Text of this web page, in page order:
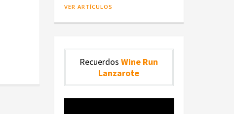
VER ARTÍCULOS
Recuerdos Wine Run
Lanzarote